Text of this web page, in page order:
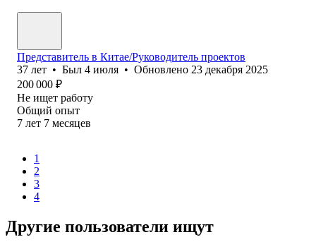
Представитель в Китае/Руководитель проектов
37 лет • Был 4 июля • Обновлено 23 декабря 2025
200 000 ₽
Не ищет работу
Общий опыт
7 лет 7 месяцев
1
2
3
4
Другие пользователи ищут